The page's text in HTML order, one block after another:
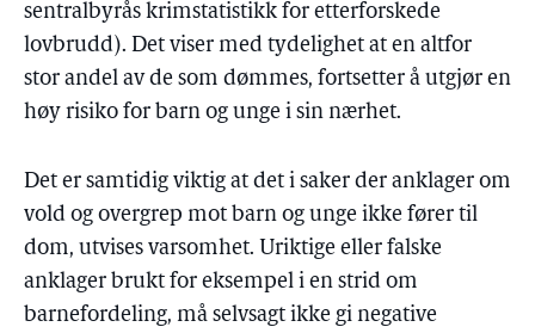
sentralbyrås krimstatistikk for etterforskede
lovbrudd). Det viser med tydelighet at en altfor
stor andel av de som dømmes, fortsetter å utgjør en
høy risiko for barn og unge i sin nærhet.
Det er samtidig viktig at det i saker der anklager om
vold og overgrep mot barn og unge ikke fører til
dom, utvises varsomhet. Uriktige eller falske
anklager brukt for eksempel i en strid om
barnefordeling, må selvsagt ikke gi negative